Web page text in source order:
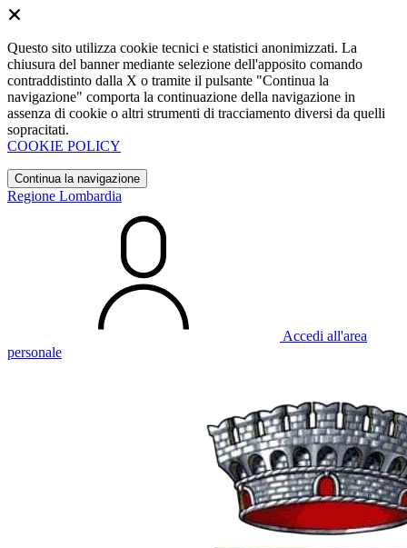
Questo sito utilizza cookie tecnici e statistici anonimizzati. La
chiusura del banner mediante selezione dell'apposito comando
contraddistinto dalla X o tramite il pulsante "Continua la
navigazione" comporta la continuazione della navigazione in
assenza di cookie o altri strumenti di tracciamento diversi da quelli
sopracitati.
COOKIE POLICY
Continua la navigazione
Regione Lombardia
Accedi all'area
personale